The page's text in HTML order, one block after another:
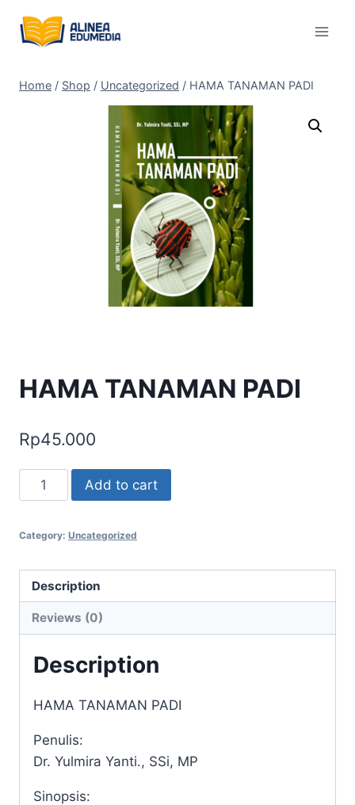
content
Home / Shop / Uncategorized / HAMA TANAMAN PADI
HAMA TANAMAN PADI
Rp45.000
HAMA
TANAMAN
quantity
Add to cart
Category: Uncategorized
Description
Reviews (0)
Description
HAMA TANAMAN PADI
Penulis:
Dr. Yulmira Yanti., SSi, MP
Sinopsis: